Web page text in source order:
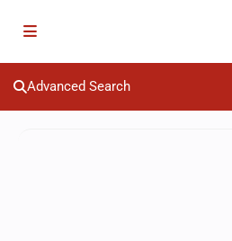
Advanced Search